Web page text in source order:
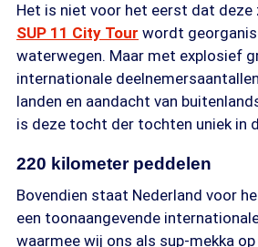
Het is niet voor het eerst dat deze
SUP 11 City Tour wordt
waterwegen. Maar met explosief
internationale
landen en aandacht van
is deze tocht der tochten uniek in
220 kilometer peddelen
Bovendien staat Nederland voor
een toonaangevende
waarmee wij ons als sup-mekka